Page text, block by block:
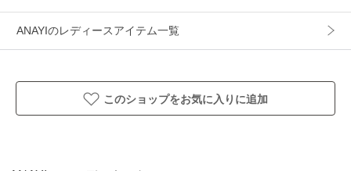
ブラックミックス着用 model:173cm 着用サイズ:38
【ANAYIサイズ表】
34サイズ：5号 XSサイズ相当
ANAYIのレディースアイテム一覧
このショップをお気に入りに追加